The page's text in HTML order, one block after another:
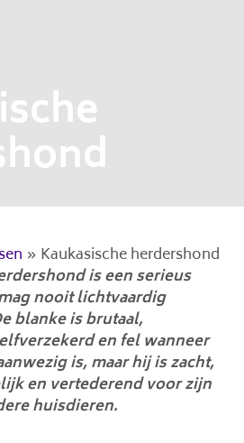
» Kaukasische herdershond
is een serieus
nooit lichtvaardig
blanke is brutaal,
en fel wanneer
is, maar hij is zacht,
en vertederend voor zijn
huisdieren.